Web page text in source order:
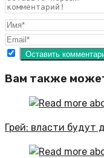
Вам также
Грей: власти будут